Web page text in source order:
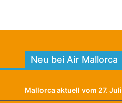
Neu bei Air Mallorca
Mallorca aktuell vom 27. Juli